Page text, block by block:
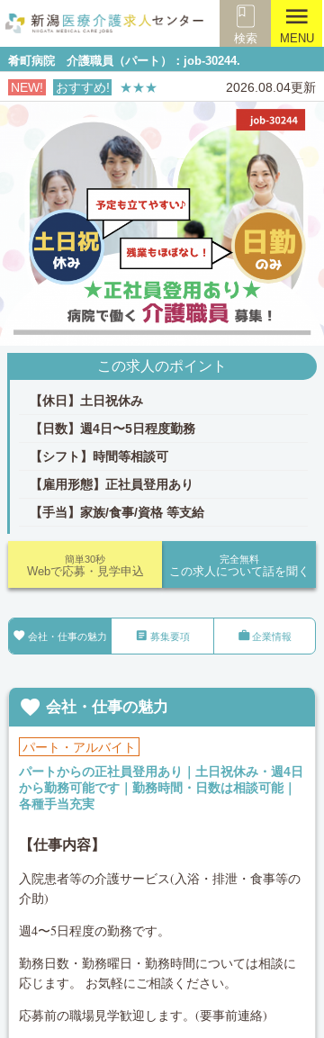
検索
menu
MENU
肴町病院 介護職員（パート）：job-30244.
NEW! おすすめ! ★★★ 2026.08.04更新
この求人のポイント
【休日】土日祝休み
【日数】週4日〜5日程度勤務
【シフト】時間等相談可
【雇用形態】正社員登用あり
【手当】家族/食事/資格 等支給
完全無料
この求人について話を聞く
簡単30秒
Webで応募・見学申込
 会社・仕事の魅力  募集要項 企業情報
 会社・仕事の魅力
パート・アルバイト
パートからの正社員登用あり｜土日祝休み・週4日
から勤務可能です｜勤務時間・日数は相談可能｜
各種手当充実
【仕事内容】
入院患者等の介護サービス(入浴・排泄・食事等の
介助)
週4〜5日程度の勤務です。
勤務日数・勤務曜日・勤務時間については相談に
応じます。 お気軽にご相談ください。
応募前の職場見学歓迎します。(要事前連絡)